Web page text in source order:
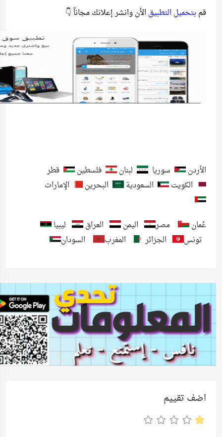
قم بتحميل التطبيق الأن وانشر إعلانك مجاناً 👇
الأردن سوريا لبنان فلسطين
قطر
الكويت
السعودية البحرين الإمارات
عُمان مصر اليمن العراق
ليبيا
تونس
الجزائر المغرب السودان
اضف تقييم